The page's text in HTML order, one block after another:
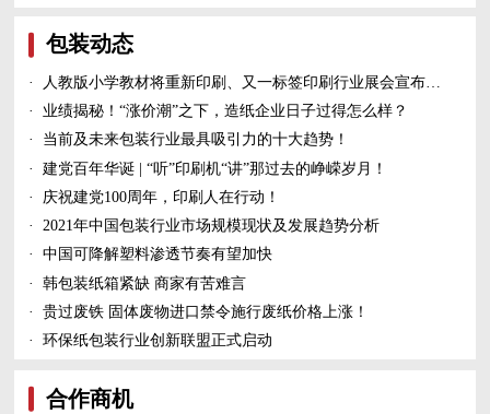
包装动态
·
人教版小学教材将重新印刷、又一标签印刷行业展会宣布延期、5家造纸及包装印刷富豪上榜新财富500富人榜......
·
业绩揭秘！“涨价潮”之下，造纸企业日子过得怎么样？
·
当前及未来包装行业最具吸引力的十大趋势！
·
建党百年华诞 | “听”印刷机“讲”那过去的峥嵘岁月！
·
庆祝建党100周年，印刷人在行动！
·
2021年中国包装行业市场规模现状及发展趋势分析
·
中国可降解塑料渗透节奏有望加快
·
韩包装纸箱紧缺 商家有苦难言
·
贵过废铁 固体废物进口禁令施行废纸价格上涨！
·
环保纸包装行业创新联盟正式启动
合作商机